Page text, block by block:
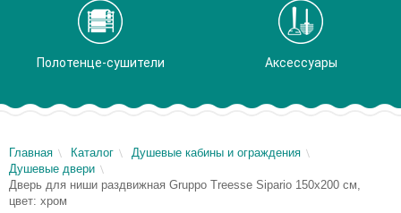
Полотенце-сушители Аксессуары
Главная Каталог
Душевые кабины и ограждения
Душевые двери
Дверь для ниши раздвижная Gruppo Treesse Sipario 150х200 см,
цвет: хром